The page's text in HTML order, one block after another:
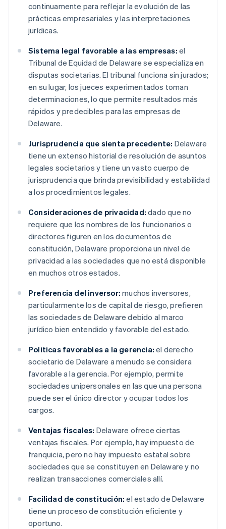
continuamente para reflejar la evolución de las
prácticas empresariales y las interpretaciones
jurídicas.
Sistema legal favorable a las empresas: el
Tribunal de Equidad de Delaware se especializa en
disputas societarias. El tribunal funciona sin jurados;
en su lugar, los jueces experimentados toman
determinaciones, lo que permite resultados más
rápidos y predecibles para las empresas de
Delaware.
Jurisprudencia que sienta precedente: Delaware
tiene un extenso historial de resolución de asuntos
legales societarios y tiene un vasto cuerpo de
jurisprudencia que brinda previsibilidad y estabilidad
a los procedimientos legales.
Consideraciones de privacidad: dado que no
requiere que los nombres de los funcionarios o
directores figuren en los documentos de
constitución, Delaware proporciona un nivel de
privacidad a las sociedades que no está disponible
en muchos otros estados.
Preferencia del inversor: muchos inversores,
particularmente los de capital de riesgo, prefieren
las sociedades de Delaware debido al marco
jurídico bien entendido y favorable del estado.
Políticas favorables a la gerencia: el derecho
societario de Delaware a menudo se considera
favorable a la gerencia. Por ejemplo, permite
sociedades unipersonales en las que una persona
puede ser el único director y ocupar todos los
cargos.
Ventajas fiscales: Delaware ofrece ciertas
ventajas fiscales. Por ejemplo, hay impuesto de
franquicia, pero no hay impuesto estatal sobre
sociedades que se constituyen en Delaware y no
realizan transacciones comerciales allí.
Facilidad de constitución: el estado de Delaware
tiene un proceso de constitución eficiente y
oportuno.